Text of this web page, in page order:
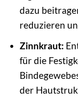
dazu
reduzieren
Zinnkraut:
für die
der